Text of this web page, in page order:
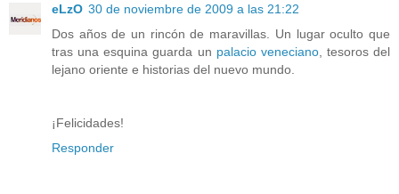
eLzO 30 de noviembre de 2009 a las 21:22
Dos años de un rincón de maravillas. Un lugar oculto que
tras una esquina guarda un palacio veneciano, tesoros del
lejano oriente e historias del nuevo mundo.
¡Felicidades!
Responder